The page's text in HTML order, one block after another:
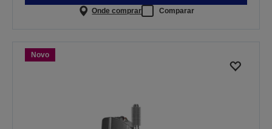
Onde comprar Comparar
Novo